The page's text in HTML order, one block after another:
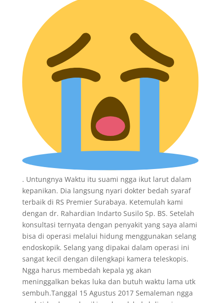
. Untungnya Waktu itu suami ngga ikut larut dalam
kepanikan. Dia langsung nyari dokter bedah syaraf
terbaik di RS Premier Surabaya. Ketemulah kami
dengan dr. Rahardian Indarto Susilo Sp. BS. Setelah
konsultasi ternyata dengan penyakit yang saya alami
bisa di operasi melalui hidung menggunakan selang
endoskopik. Selang yang dipakai dalam operasi ini
sangat kecil dengan dilengkapi kamera teleskopis.
Ngga harus membedah kepala yg akan
meninggalkan bekas luka dan butuh waktu lama utk
sembuh.Tanggal 15 Agustus 2017 Semaleman ngga